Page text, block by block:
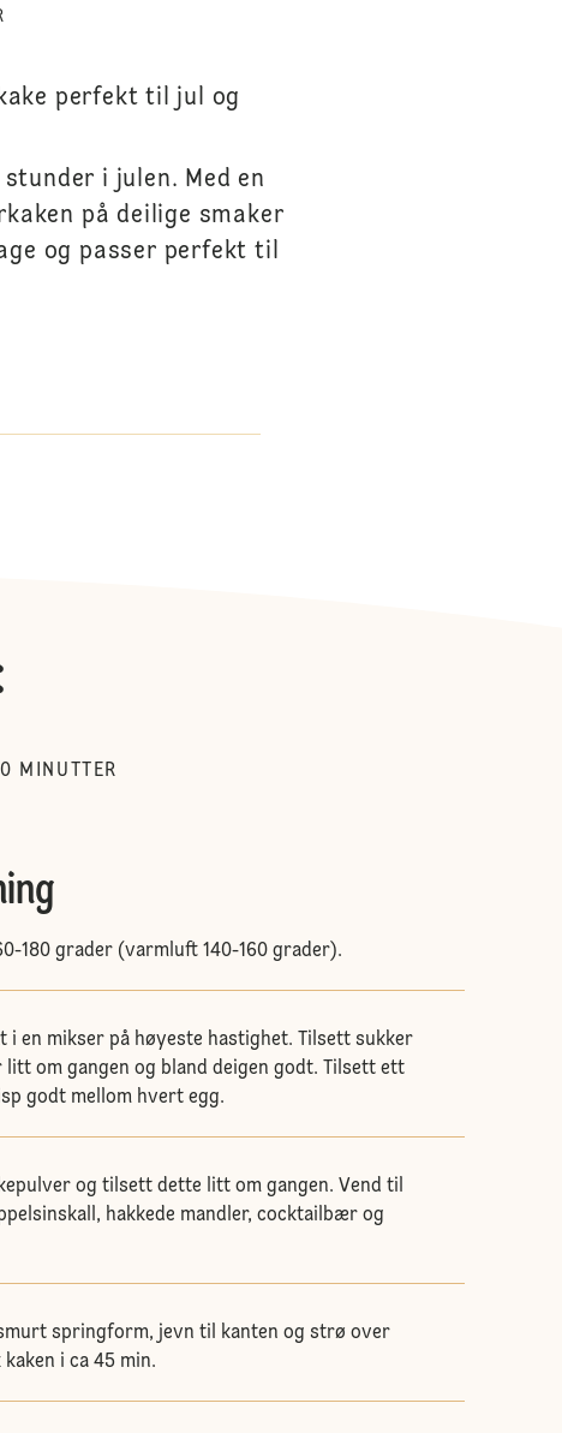
perfekt til jul og
i julen. Med en
på deilige smaker
og passer perfekt til
MINUTTER
180 grader (varmluft 140-160 grader).
i en mikser på høyeste hastighet. Tilsett sukker
litt om gangen og bland deigen godt. Tilsett ett
godt mellom hvert egg.
og tilsett dette litt om gangen. Vend til
hakkede mandler, cocktailbær og
springform, jevn til kanten og strø over
i ca 45 min.